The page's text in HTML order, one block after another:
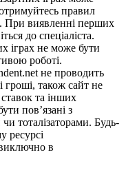
правил
При виявленні перших
до спеціаліста.
іграх не може бути
роботі.
не проводить
гроші, також сайт не
та інших
пов’язані з
тоталізаторами. Будь-
ресурсі
в